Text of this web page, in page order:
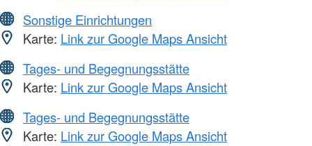
Sonstige Einrichtungen
Karte: Link zur Google Maps Ansicht
Tages- und Begegnungsstätte
Karte: Link zur Google Maps Ansicht
Tages- und Begegnungsstätte
Karte: Link zur Google Maps Ansicht